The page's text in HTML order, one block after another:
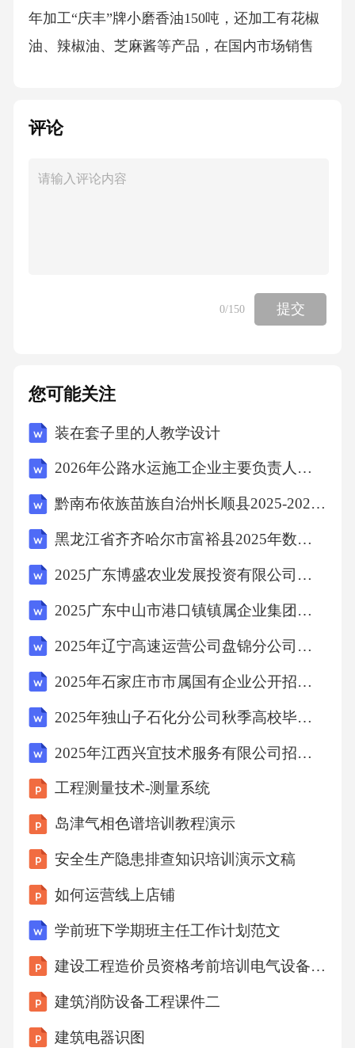
年加工“庆丰”牌小磨香油150吨，还加工有花椒
油、辣椒油、芝麻酱等产品，在国内市场销售
魔芋、中药材、皂角等产业虽然规模小，但开
我镇农业产业开展获得了一定成效，但当前农
上投入了不少资金，建立了一大批根底设施工
程，但从现代农业消费来看，根底设施薄弱，
利设施不到位，存在靠天吃饭的现状。加之我
镇山大人稀，通过历届党委、政府和各级各部
门的努力，全镇入村公路虽然覆盖了100%，但
通行，消费出来的农产品无法运输出来，严重
制约了我镇农业产业安康快速开展。(二)科技程
度低，技术力量薄弱，无法适应产业开展要
求。当前农业产业虽然在向园区化、科技型、
弱、劳动者素质较低及技术效劳体制不健全，
新型科学化耕作很难代替传统耕作手段，有机
无公害促产增产方法很难替代化肥农药极端增
产方式，修田造地以土养地的优良传统无法战
胜急功近利人为降低土地地力的行为，导致产
业开展科技含量低，无法适应产业开展要求，
仍无法摆脱天气、气候等自然因素对产业开展
的影响。加之目前我镇产业开展正处于晋级转
重要。(三)局部农户思想相对保守，创新才能
差，进入市场的主动性不强。随着改革开放的
深化推进，群众思想观念的不断转变，施行连
片种植和规模养殖成为了产业开展的一种必然
趋势。但受传统思想和观念的影响，局部群众
承受新事物、新知识才能不强，缺乏创新才
评论
0/150 提交
您可能关注
装在套子里的人教学设计
2026年公路水运施工企业主要负责人考试题库（附答案）
黔南布依族苗族自治州长顺县2025-2026学年数学四下期末统考试题（含答案）
黑龙江省齐齐哈尔市富裕县2025年数学三年级第二学期期中统考模拟试题（含答案解析）
2025广东博盛农业发展投资有限公司招聘拟聘用笔试历年常考点试题专练附带答案详解
2025广东中山市港口镇镇属企业集团招聘员工1人笔试历年常考点试题专练附带答案详解
2025年辽宁高速运营公司盘锦分公司招聘30人笔试历年常考点试题专练附带答案详解
2025年石家庄市市属国有企业公开招聘应届毕业生223人笔试历年难易错考点试卷带答案解析
2025年独山子石化分公司秋季高校毕业生招聘（210人）笔试历年难易错考点试卷带答案解析
2025年江西兴宜技术服务有限公司招聘5人笔试历年常考点试题专练附带答案详解
工程测量技术-测量系统
岛津气相色谱培训教程演示
安全生产隐患排查知识培训演示文稿
如何运营线上店铺
学前班下学期班主任工作计划范文
建设工程造价员资格考前培训电气设备安装工程计价
建筑消防设备工程课件二
建筑电器识图